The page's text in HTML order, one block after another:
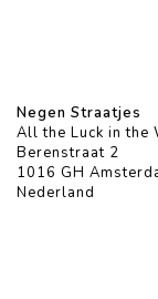
Negen Straatjes
All the Luck in the
Berenstraat 2
1016 GH
Nederland